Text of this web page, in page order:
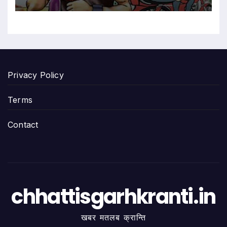
Privacy Policy
Terms
Contact
chhattisgarhkranti.in
खबर मतलब क्रान्ति